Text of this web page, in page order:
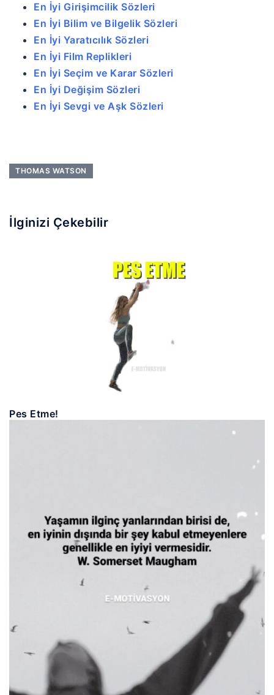
En İyi Girişimcilik Sözleri
En İyi Bilim ve Bilgelik Sözleri
En İyi Yaratıcılık Sözleri
En İyi Film Replikleri
En İyi Seçim ve Karar Sözleri
En İyi Değişim Sözleri
En İyi Sevgi ve Aşk Sözleri
THOMAS WATSON
İlginizi Çekebilir
Pes Etme!